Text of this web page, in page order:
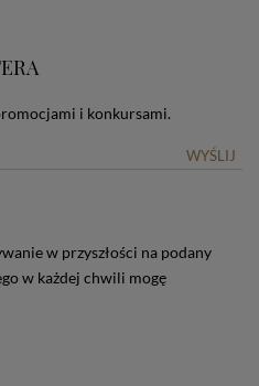
i konkursami.
WYŚLIJ
w przyszłości na podany
w każdej chwili mogę